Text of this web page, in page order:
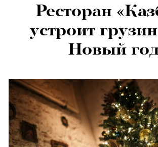
Ресторан
устроит
Новый